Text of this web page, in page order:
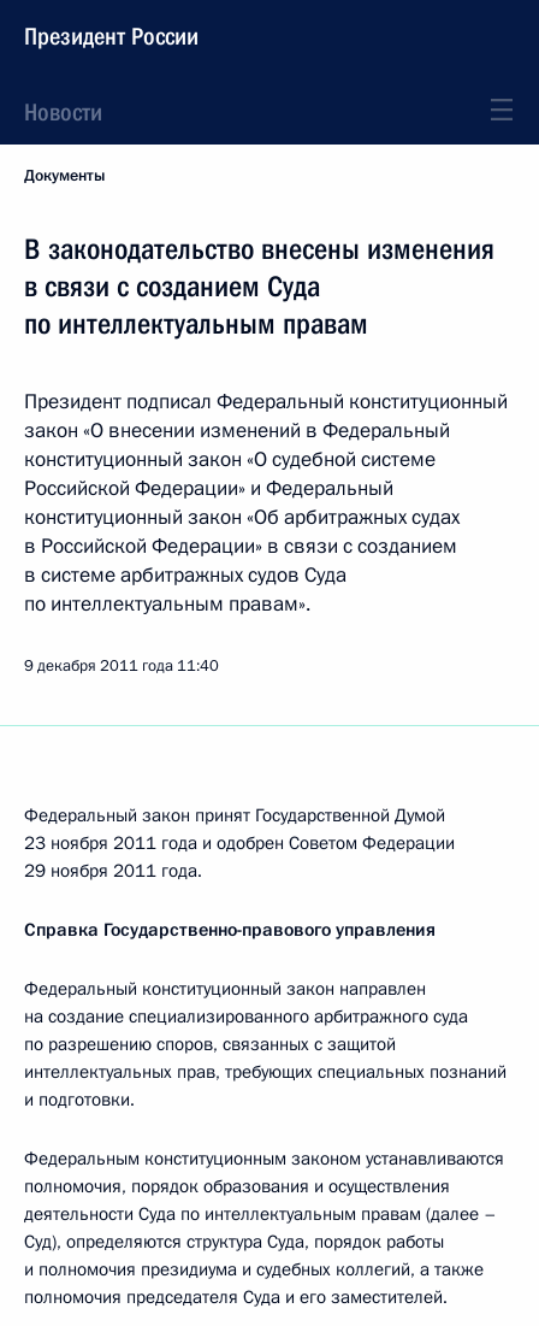
Президент России
Новости
Документы
В законодательство внесены изменения
в связи с созданием Суда
по интеллектуальным правам
Президент подписал Федеральный конституционный
закон «О внесении изменений в Федеральный
конституционный закон «О судебной системе
Российской Федерации» и Федеральный
конституционный закон «Об арбитражных судах
в Российской Федерации» в связи с созданием
в системе арбитражных судов Суда
по интеллектуальным правам».
9 декабря 2011 года 11:40
Федеральный закон принят Государственной Думой
23 ноября 2011 года и одобрен Советом Федерации
29 ноября 2011 года.
Справка Государственно-правового управления
Федеральный конституционный закон направлен
на создание специализированного арбитражного суда
по разрешению споров, связанных с защитой
интеллектуальных прав, требующих специальных познаний
и подготовки.
Федеральным конституционным законом устанавливаются
полномочия, порядок образования и осуществления
деятельности Суда по интеллектуальным правам (далее –
Суд), определяются структура Суда, порядок работы
и полномочия президиума и судебных коллегий, а также
полномочия председателя Суда и его заместителей.